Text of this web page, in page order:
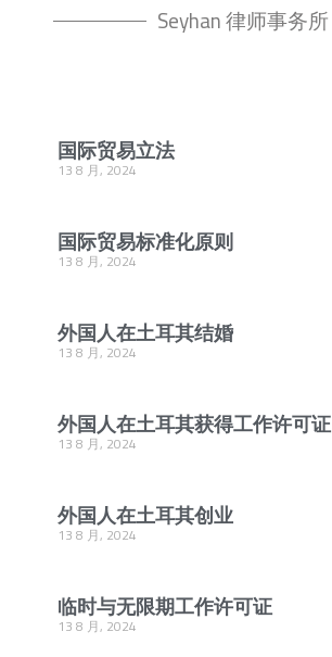
Seyhan 律师事务所
国际贸易立法
13 8 月, 2024
国际贸易标准化原则
13 8 月, 2024
外国人在土耳其结婚
13 8 月, 2024
外国人在土耳其获得工作许可证
13 8 月, 2024
外国人在土耳其创业
13 8 月, 2024
临时与无限期工作许可证
13 8 月, 2024